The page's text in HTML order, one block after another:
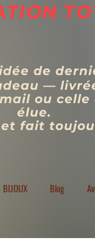
idée de
—
ou celle
élue.
fait
BIJOUX Blog